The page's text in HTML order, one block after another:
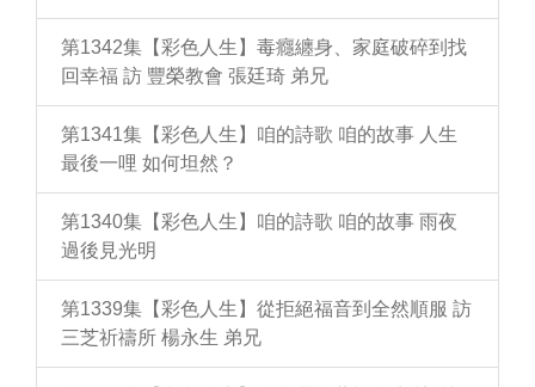
第1342集【彩色人生】毒癮纏身、家庭破碎到找
回幸福 訪 豐榮教會 張廷琦 弟兄
第1341集【彩色人生】咱的詩歌 咱的故事 人生
最後一哩 如何坦然？
第1340集【彩色人生】咱的詩歌 咱的故事 雨夜
過後見光明
第1339集【彩色人生】從拒絕福音到全然順服 訪
三芝祈禱所 楊永生 弟兄